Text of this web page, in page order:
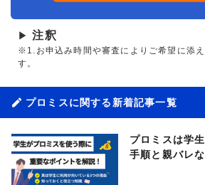
▶ 注釈
※1.お申込み時間や審査によりご希望に添
す。
プロミスに関する新着記事一覧
プロミスは学
手順と親バレ